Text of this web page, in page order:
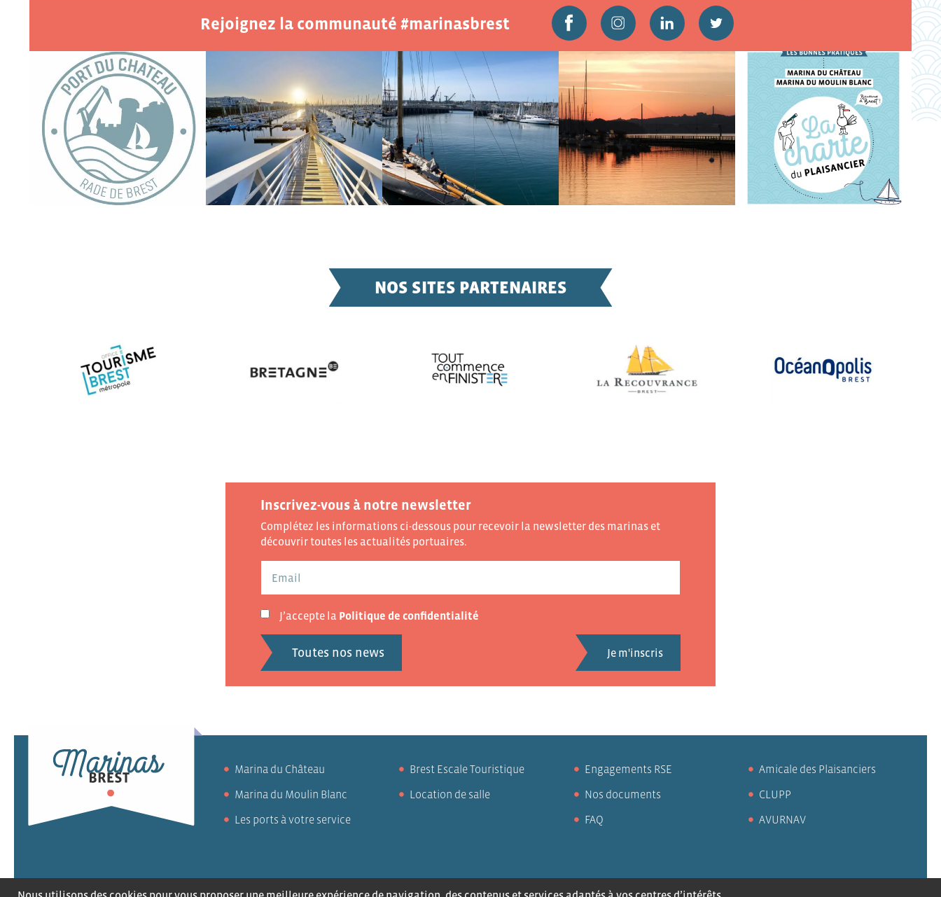
Rejoignez la communauté #marinasbrest
NOS SITES PARTENAIRES
Inscrivez-vous à notre newsletter
Complétez les informations ci-dessous pour recevoir la newsletter des marinas et
découvrir toutes les actualités portuaires.
J’accepte la Politique de confidentialité
Toutes nos news
Marina du Château
Marina du Moulin Blanc
Les ports à votre service
Brest Escale Touristique
Location de salle
Engagements RSE
Nos documents
FAQ
Amicale des Plaisanciers
CLUPP
AVURNAV
Recrutement Contactez-nous Mentions légales Politique de confidentialité Traitement des données